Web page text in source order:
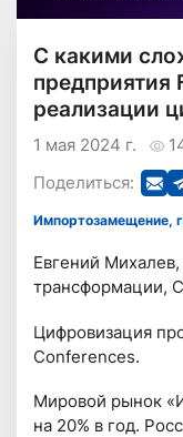
С какими
предприятия
реализации
1 мая 2024 г.
Поделиться:
Евгений
трансформации,
Цифровизация
Conferences.
Мировой рынок
на 20% в год.